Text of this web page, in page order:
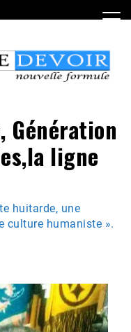
Génération
ligne
huitarde, une
culture humaniste ».